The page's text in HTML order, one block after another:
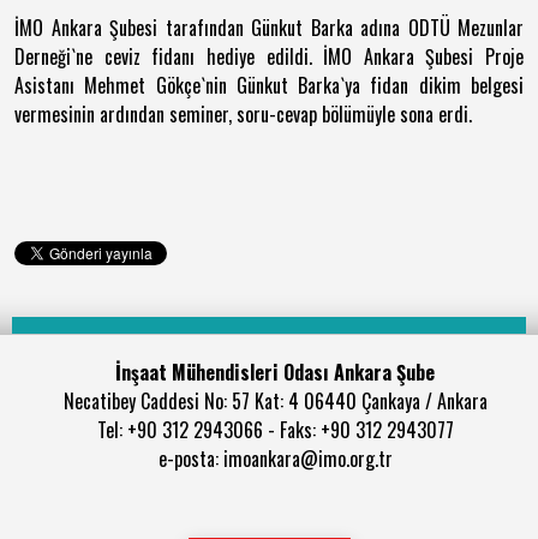
İMO Ankara Şubesi tarafından Günkut Barka adına ODTÜ Mezunlar
Derneği`ne ceviz fidanı hediye edildi. İMO Ankara Şubesi Proje
Asistanı Mehmet Gökçe`nin Günkut Barka`ya fidan dikim belgesi
vermesinin ardından seminer, soru-cevap bölümüyle sona erdi.
İnşaat Mühendisleri Odası Ankara Şube
Necatibey Caddesi No: 57 Kat: 4 06440 Çankaya / Ankara
Tel: +90 312 2943066 - Faks: +90 312 2943077
e-posta: imoankara@imo.org.tr